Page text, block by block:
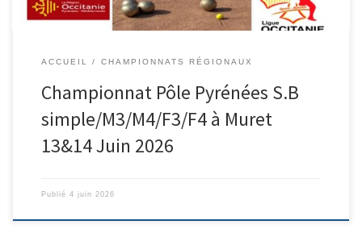
ACCUEIL CHAMPIONNATS RÉGIONAUX
Championnat Pôle Pyrénées S.B
simple/M3/M4/F3/F4 à Muret
13&14 Juin 2026
Publié 4 juin 2026